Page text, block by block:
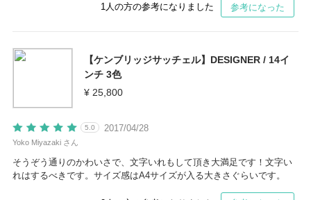
1人の方の参考になりました 参考になった
【ケンブリッジサッチェル】DESIGNER / 14イ
ンチ 3色
¥ 25,800
2017/04/28
5.0
Yoko Miyazaki さん
そうぞう通りのかわいさで、文字いれもして頂き大満足です！文字い
れはするべきです。サイズ感はA4サイズが入る大きさぐらいです。